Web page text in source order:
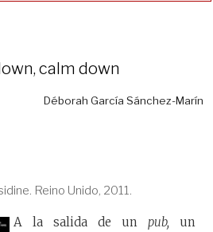
calm down
Déborah García Sánchez-Marín
Reino Unido, 2011.
A la salida de un pub, un